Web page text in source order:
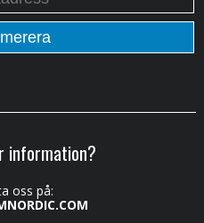
information?
oss på: